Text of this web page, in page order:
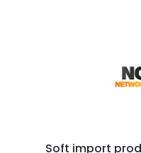
Soft import